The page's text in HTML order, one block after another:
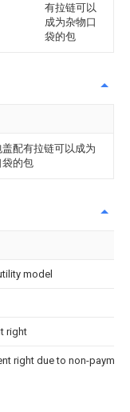
有拉链可以
成为杂物口
袋的包
配有拉链可以成为
袋的包
model
right
right due to non-